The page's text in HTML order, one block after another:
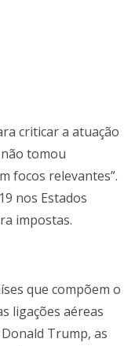
criticar a atuação
tomou
focos relevantes”.
nos Estados
impostas.
que compõem o
ligações aéreas
Trump, as